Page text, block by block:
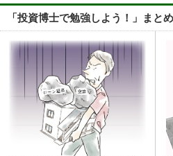
「投資博士で勉強しよう！」まと